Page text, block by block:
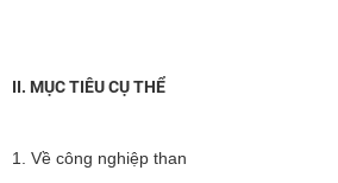
II. MỤC TIÊU CỤ THỂ
1. Về công nghiệp than